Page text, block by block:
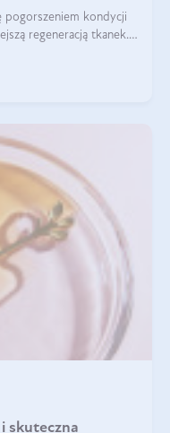
pogorszeniem kondycji
regeneracją tkanek.
skuteczna